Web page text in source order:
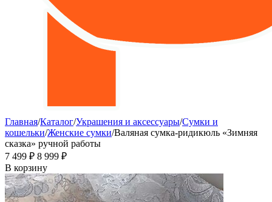
Главная/Каталог/Украшения и аксессуары/Сумки и
кошельки/Женские сумки/Валяная сумка-ридикюль «Зимняя
сказка» ручной работы
7 499 ₽ 8 999 ₽
В корзину